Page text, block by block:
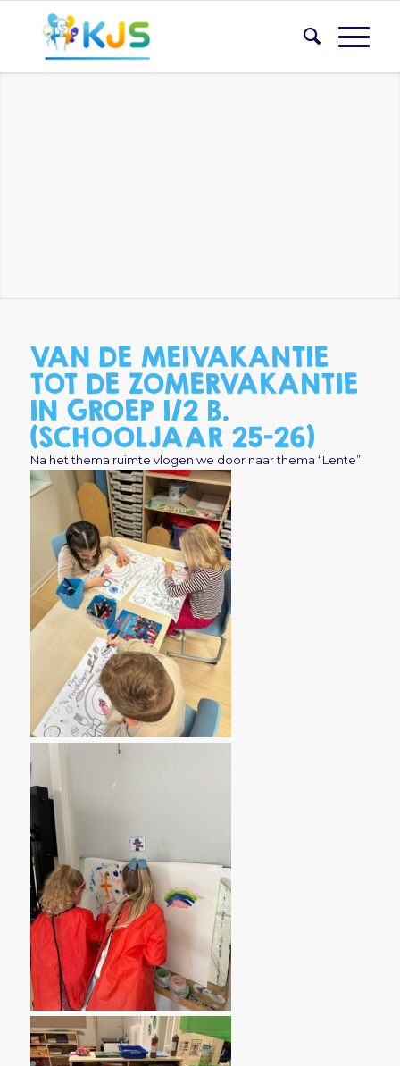
VAN DE MEIVAKANTIE
TOT DE ZOMERVAKANTIE
IN GROEP 1/2 B.
(SCHOOLJAAR 25-26)
Na het thema ruimte vlogen we door naar thema “Lente”.